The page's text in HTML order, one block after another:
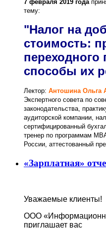
7 февраля 2019 года
тему:
"Налог на
стоимость:
переходного
способы их
Лектор: Антошина Ольга
Экспертного совета по
законодательства,
аудиторской компании,
сертифицированный
тренер по программам
России, аттестованный
«Зарплатная»
Уважаемые клиенты!
ООО
приглашает вас